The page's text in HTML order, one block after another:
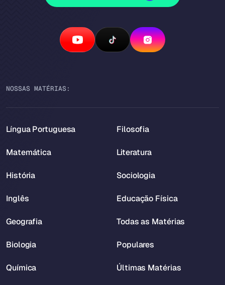
NOSSAS MATÉRIAS:
Língua Portuguesa
Matemática
História
Inglês
Geografia
Biologia
Química
Filosofia
Literatura
Sociologia
Educação Física
Todas as Matérias
Populares
Últimas Matérias